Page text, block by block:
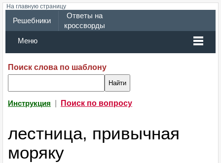
На главную страницу
Решебники
Ответы на
кроссворды
Меню
Поиск слова по шаблону
Инструкция Поиск по вопросу
лестница, привычная
моряку